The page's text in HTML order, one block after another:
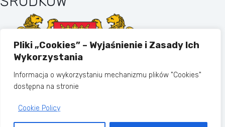
Pliki „Cookies” – Wyjaśnienie i Zasady Ich
Wykorzystania
Informacja o wykorzystaniu mechanizmu plików "Cookies"
dostępna na stronie
Cookie Policy